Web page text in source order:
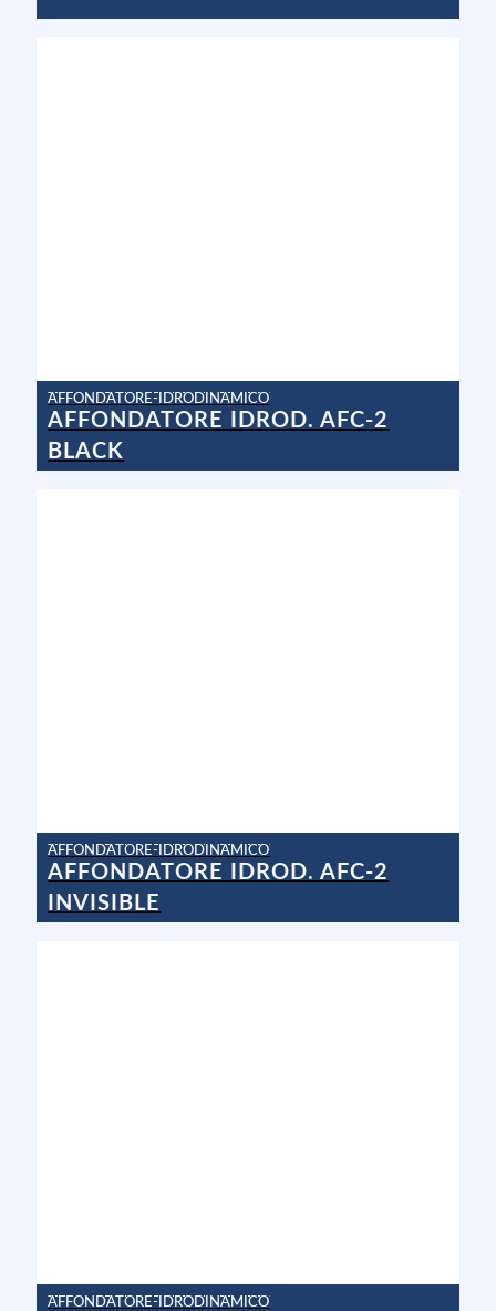
AFFONDATORE-IDRODINAMICO
AFFONDATORE IDROD. AFC-2
BLACK
AFFONDATORE-IDRODINAMICO
AFFONDATORE IDROD. AFC-2
INVISIBLE
AFFONDATORE-IDRODINAMICO